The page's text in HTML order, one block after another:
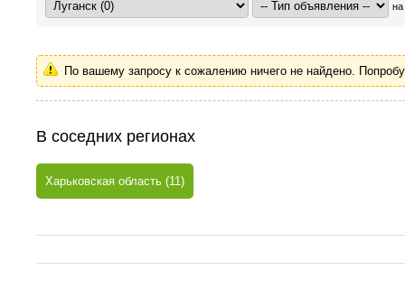
на
По вашему запросу к сожалению ничего не найдено.
В соседних регионах
Харьковская область (11)